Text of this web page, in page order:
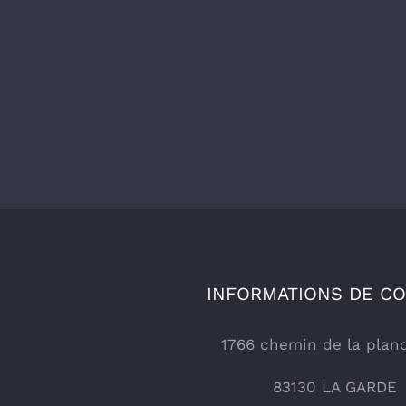
INFORMATIONS DE
1766 chemin de la
83130 LA GARDE